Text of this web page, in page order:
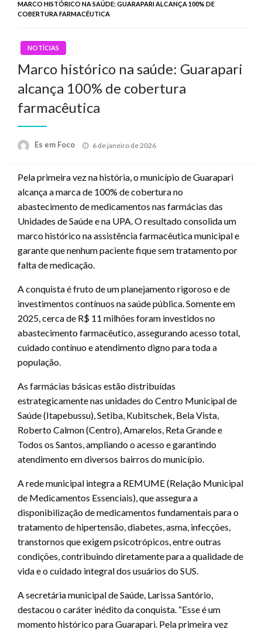
MARCO HISTÓRICO NA SAÚDE: GUARAPARI ALCANÇA 100% DE
COBERTURA FARMACÊUTICA
NOTÍCIAS
Marco histórico na saúde: Guarapari
alcança 100% de cobertura
farmacêutica
Es em Foco
Posted
6 de janeiro de 2026
Pela primeira vez na história, o município de Guarapari
alcança a marca de 100% de cobertura no
abastecimento de medicamentos nas farmácias das
Unidades de Saúde e na UPA. O resultado consolida um
marco histórico na assistência farmacêutica municipal e
garante que nenhum paciente fique sem tratamento por
falta de medicação.
A conquista é fruto de um planejamento rigoroso e de
investimentos contínuos na saúde pública. Somente em
2025, cerca de R$ 11 milhões foram investidos no
abastecimento farmacêutico, assegurando acesso total,
cuidado contínuo e atendimento digno para toda a
população.
As farmácias básicas estão distribuídas
estrategicamente nas unidades do Centro Municipal de
Saúde (Itapebussu), Setiba, Kubitschek, Bela Vista,
Roberto Calmon (Centro), Amarelos, Reta Grande e
Todos os Santos, ampliando o acesso e garantindo
atendimento em diversos bairros do município.
A rede municipal integra a REMUME (Relação Municipal
de Medicamentos Essenciais), que assegura a
disponibilização de medicamentos fundamentais para o
tratamento de hipertensão, diabetes, asma, infecções,
transtornos que exigem psicotrópicos, entre outras
condições, contribuindo diretamente para a qualidade de
vida e o cuidado integral dos usuários do SUS.
A secretária municipal de Saúde, Larissa Santório,
destacou o caráter inédito da conquista. “Esse é um
momento histórico para Guarapari. Pela primeira vez